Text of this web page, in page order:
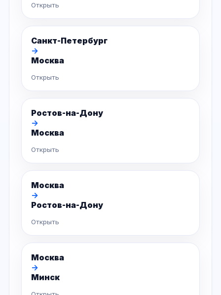
Открыть
Санкт-Петербург
→
Москва
Открыть
Ростов-на-Дону
→
Москва
Открыть
Москва
→
Ростов-на-Дону
Открыть
Москва
→
Минск